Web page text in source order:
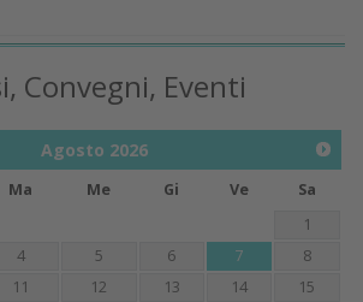
Convegni, Eventi
Agosto 2026
Ma Me Gi Ve
Sa
1
4 5 6 7
8
11 12 13 14
15